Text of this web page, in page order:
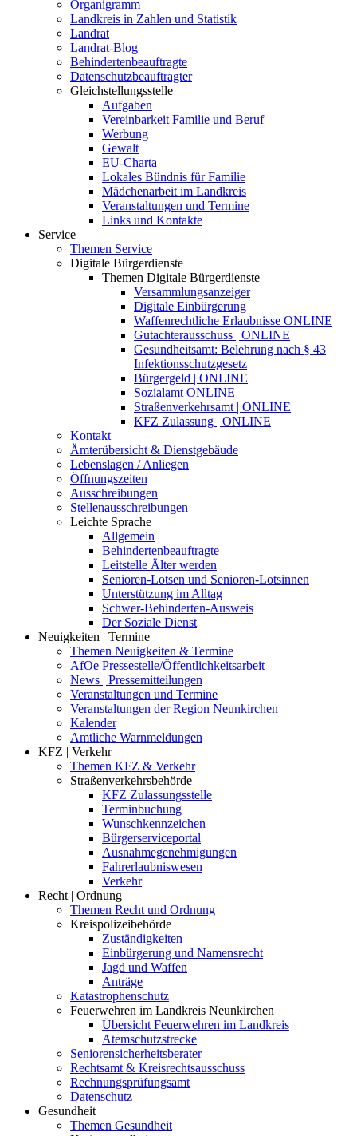
Organigramm
Landkreis in Zahlen und Statistik
Landrat
Landrat-Blog
Behindertenbeauftragte
Datenschutzbeauftragter
Gleichstellungsstelle
Aufgaben
Vereinbarkeit Familie und Beruf
Werbung
Gewalt
EU-Charta
Lokales Bündnis für Familie
Mädchenarbeit im Landkreis
Veranstaltungen und Termine
Links und Kontakte
Service
Themen Service
Digitale Bürgerdienste
Themen Digitale Bürgerdienste
Versammlungsanzeiger
Digitale Einbürgerung
Waffenrechtliche Erlaubnisse ONLINE
Gutachterausschuss | ONLINE
Gesundheitsamt: Belehrung nach § 43
Infektionsschutzgesetz
Bürgergeld | ONLINE
Sozialamt ONLINE
Straßenverkehrsamt | ONLINE
KFZ Zulassung | ONLINE
Kontakt
Ämterübersicht & Dienstgebäude
Lebenslagen / Anliegen
Öffnungszeiten
Ausschreibungen
Stellenausschreibungen
Leichte Sprache
Allgemein
Behindertenbeauftragte
Leitstelle Älter werden
Senioren-Lotsen und Senioren-Lotsinnen
Unterstützung im Alltag
Schwer-Behinderten-Ausweis
Der Soziale Dienst
Neuigkeiten | Termine
Themen Neuigkeiten & Termine
AfOe Pressestelle/Öffentlichkeitsarbeit
News | Pressemitteilungen
Veranstaltungen und Termine
Veranstaltungen der Region Neunkirchen
Kalender
Amtliche Warnmeldungen
KFZ | Verkehr
Themen KFZ & Verkehr
Straßenverkehrsbehörde
KFZ Zulassungsstelle
Terminbuchung
Wunschkennzeichen
Bürgerserviceportal
Ausnahmegenehmigungen
Fahrerlaubniswesen
Verkehr
Recht | Ordnung
Themen Recht und Ordnung
Kreispolizeibehörde
Zuständigkeiten
Einbürgerung und Namensrecht
Jagd und Waffen
Anträge
Katastrophenschutz
Feuerwehren im Landkreis Neunkirchen
Übersicht Feuerwehren im Landkreis
Atemschutzstrecke
Seniorensicherheitsberater
Rechtsamt & Kreisrechtsausschuss
Rechnungsprüfungsamt
Datenschutz
Gesundheit
Themen Gesundheit